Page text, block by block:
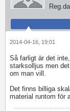
2014-04-16, 19:01
Så farligt är det
starksolljus men
om man vill.
Det finns billiga
material runtom för